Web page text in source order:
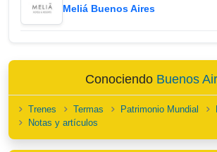
Meliá Buenos Aires
Conociendo Buenos
Trenes Termas Patrimonio Mundial
Notas y artículos